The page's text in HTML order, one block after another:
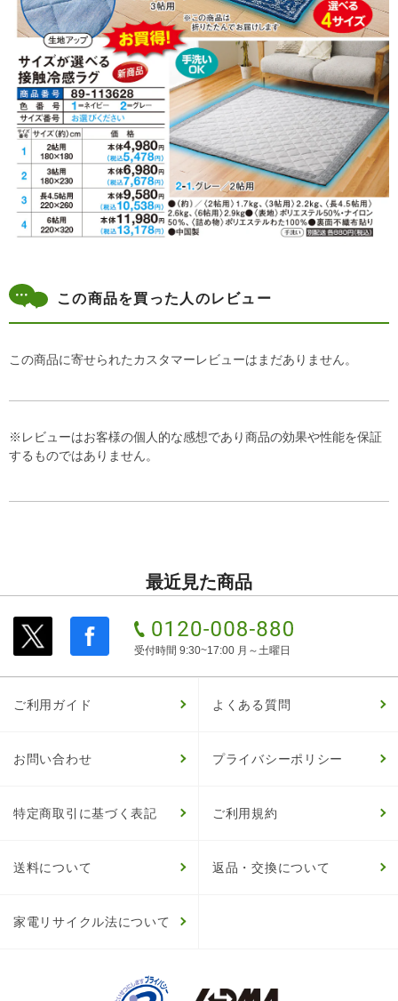
この商品を買った人のレビュー
この商品に寄せられたカスタマーレビューはまだありません。
※レビューはお客様の個人的な感想であり商品の効果や性能を保証
するものではありません。
最近見た商品
受付時間 9:30~17:00 月～土曜日
ご利用ガイド よくある質問
お問い合わせ プライバシーポリシー
特定商取引に基づく表記 ご利用規約
送料について 返品・交換について
家電リサイクル法について